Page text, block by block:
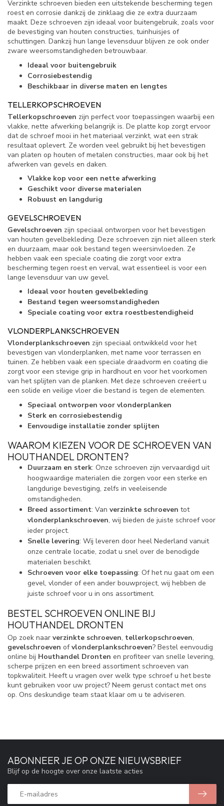
Verzinkte schroeven bieden een uitstekende bescherming tegen
roest en corrosie dankzij de zinklaag die ze extra duurzaam
maakt. Deze schroeven zijn ideaal voor buitengebruik, zoals voor
de bevestiging van houten constructies, tuinhuisjes of
schuttingen. Dankzij hun lange levensduur blijven ze ook onder
zware weersomstandigheden betrouwbaar.
Ideaal voor buitengebruik
Corrosiebestendig
Beschikbaar in diverse maten en lengtes
TELLERKOPSCHROEVEN
Tellerkopschroeven zijn perfect voor toepassingen waarbij een
vlakke, nette afwerking belangrijk is. De platte kop zorgt ervoor
dat de schroef mooi in het materiaal verzinkt, wat een strak
resultaat oplevert. Ze worden veel gebruikt bij het bevestigen
van platen op houten of metalen constructies, maar ook bij het
afwerken van gevels en daken.
Vlakke kop voor een nette afwerking
Geschikt voor diverse materialen
Robuust en langdurig
GEVELSCHROEVEN
Gevelschroeven zijn speciaal ontworpen voor het bevestigen
van houten gevelbekleding. Deze schroeven zijn niet alleen sterk
en duurzaam, maar ook bestand tegen weersinvloeden. Ze
hebben vaak een speciale coating die zorgt voor extra
bescherming tegen roest en verval, wat essentieel is voor een
lange levensduur van uw gevel.
Ideaal voor houten gevelbekleding
Bestand tegen weersomstandigheden
Speciale coating voor extra roestbestendigheid
VLONDERPLANKSCHROEVEN
Vlonderplankschroeven zijn speciaal ontwikkeld voor het
bevestigen van vlonderplanken, met name voor terrassen en
tuinen. Ze hebben vaak een speciale draadvorm en coating die
zorgt voor een stevige grip in hardhout en voor het voorkomen
van het splijten van de planken. Met deze schroeven creëert u
een solide en veilige vloer die bestand is tegen de elementen.
Speciaal ontworpen voor vlonderplanken
Sterk en corrosiebestendig
Eenvoudige installatie zonder splijten
WAAROM KIEZEN VOOR DE SCHROEVEN VAN
HOUTHANDEL DRONTEN?
Duurzaam en sterk: Onze schroeven zijn vervaardigd uit
hoogwaardige materialen die zorgen voor een sterke en
langdurige bevestiging, zelfs in veeleisende
omstandigheden.
Breed assortiment: Van verzinkte schroeven tot
vlonderplankschroeven, wij bieden de juiste schroef voor
ieder project.
Snelle levering: Wij leveren door heel Nederland vanuit
onze centrale locatie, zodat u snel over de benodigde
materialen beschikt.
Schroeven voor elke toepassing: Of het nu gaat om een
gevel, vlonder of een ander bouwproject, wij hebben de
juiste schroef voor u in ons assortiment.
BESTEL SCHROEVEN ONLINE BIJ
HOUTHANDEL DRONTEN
Op zoek naar verzinkte schroeven, tellerkopschroeven,
gevelschroeven ofvlonderplankschroeven? Bestel eenvoudig
online bij Houthandel Dronten en profiteer van snelle levering,
scherpe prijzen en een breed assortiment schroeven van
topkwaliteit. Heeft u vragen over welk type schroef u het beste
kunt gebruiken voor uw project? Neem gerust contact met ons
op. Ons deskundige team staat klaar om u te adviseren.
ABONNEER JE OP ONZE NIEUWSBRIEF
Blijf op de hoogte over onze laatste acties